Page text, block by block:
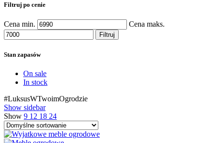
Filtruj po cenie
Cena min. Cena maks.
Filtruj
Stan zapasów
On sale
In stock
#LuksusWTwoimOgrodzie
Show sidebar
Show 9 12 18 24